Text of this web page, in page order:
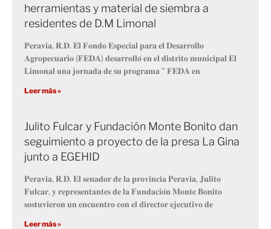
herramientas y material de siembra a
residentes de D.M Limonal
𝐏𝐞𝐫𝐚𝐯𝐢𝐚, 𝐑.𝐃. 𝐄𝐥 𝐅𝐨𝐧𝐝𝐨 𝐄𝐬𝐩𝐞𝐜𝐢𝐚𝐥 𝐩𝐚𝐫𝐚 𝐞𝐥 𝐃𝐞𝐬𝐚𝐫𝐫𝐨𝐥𝐥𝐨
𝐀𝐠𝐫𝐨𝐩𝐞𝐜𝐮𝐚𝐫𝐢𝐨 (𝐅𝐄𝐃𝐀) 𝐝𝐞𝐬𝐚𝐫𝐫𝐨𝐥𝐥𝐨́ 𝐞𝐧 𝐞𝐥 𝐝𝐢𝐬𝐭𝐫𝐢𝐭𝐨 𝐦𝐮𝐧𝐢𝐜𝐢𝐩𝐚𝐥 𝐄𝐥
𝐋𝐢𝐦𝐨𝐧𝐚𝐥 𝐮𝐧𝐚 𝐣𝐨𝐫𝐧𝐚𝐝𝐚 𝐝𝐞 𝐬𝐮 𝐩𝐫𝐨𝐠𝐫𝐚𝐦𝐚 “ 𝐅𝐄𝐃𝐀 𝐞𝐧
Leer más »
Julito Fulcar y Fundación Monte Bonito dan
seguimiento a proyecto de la presa La Gina
junto a EGEHID
𝐏𝐞𝐫𝐚𝐯𝐢𝐚, 𝐑.𝐃. 𝐄𝐥 𝐬𝐞𝐧𝐚𝐝𝐨𝐫 𝐝𝐞 𝐥𝐚 𝐩𝐫𝐨𝐯𝐢𝐧𝐜𝐢𝐚 𝐏𝐞𝐫𝐚𝐯𝐢𝐚, 𝐉𝐮𝐥𝐢𝐭𝐨
𝐅𝐮𝐥𝐜𝐚𝐫, 𝐲 𝐫𝐞𝐩𝐫𝐞𝐬𝐞𝐧𝐭𝐚𝐧𝐭𝐞𝐬 𝐝𝐞 𝐥𝐚 𝐅𝐮𝐧𝐝𝐚𝐜𝐢𝐨́𝐧 𝐌𝐨𝐧𝐭𝐞 𝐁𝐨𝐧𝐢𝐭𝐨
𝐬𝐨𝐬𝐭𝐮𝐯𝐢𝐞𝐫𝐨𝐧 𝐮𝐧 𝐞𝐧𝐜𝐮𝐞𝐧𝐭𝐫𝐨 𝐜𝐨𝐧 𝐞𝐥 𝐝𝐢𝐫𝐞𝐜𝐭𝐨𝐫 𝐞𝐣𝐞𝐜𝐮𝐭𝐢𝐯𝐨 𝐝𝐞
Leer más »